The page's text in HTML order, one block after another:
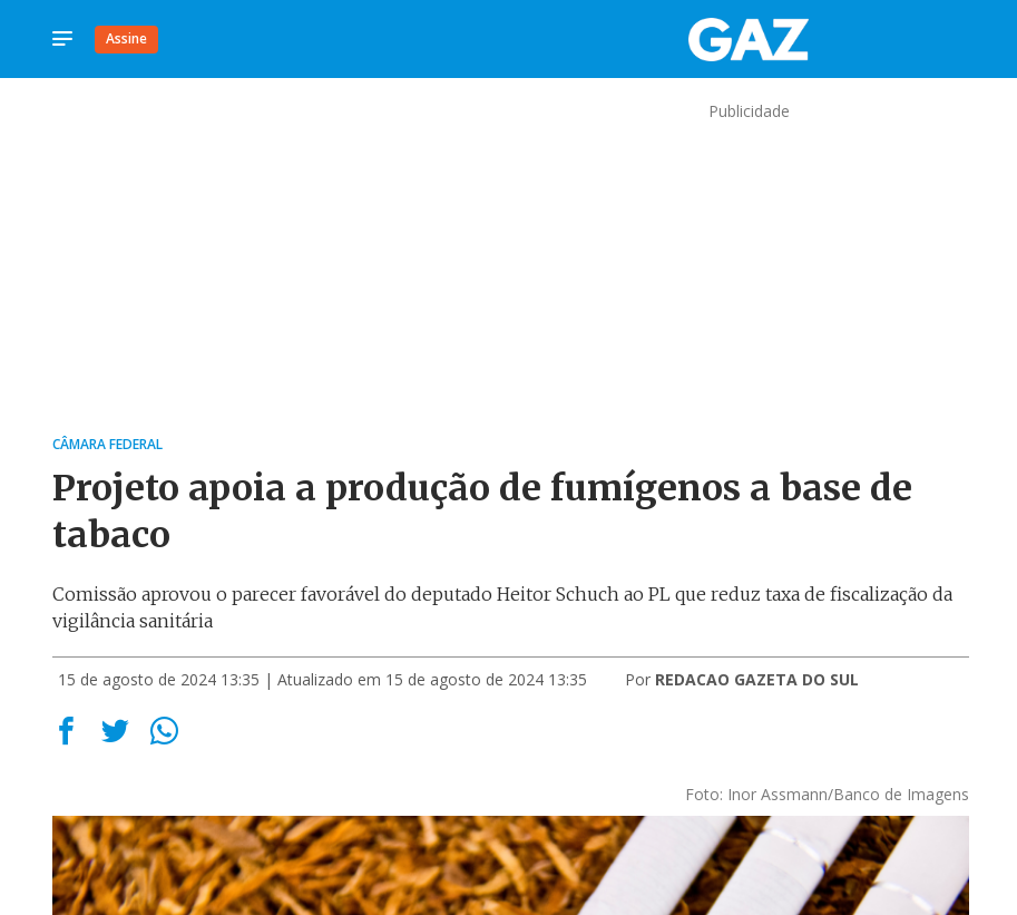
Assine
Publicidade
CÂMARA FEDERAL
Projeto apoia a produção de fumígenos a base de
tabaco
Comissão aprovou o parecer favorável do deputado Heitor Schuch ao PL que reduz taxa de fiscalização da
vigilância sanitária
15 de agosto de 2024 13:35 | Atualizado em 15 de agosto de 2024 13:35 Por REDACAO GAZETA DO SUL
Foto: Inor Assmann/Banco de Imagens